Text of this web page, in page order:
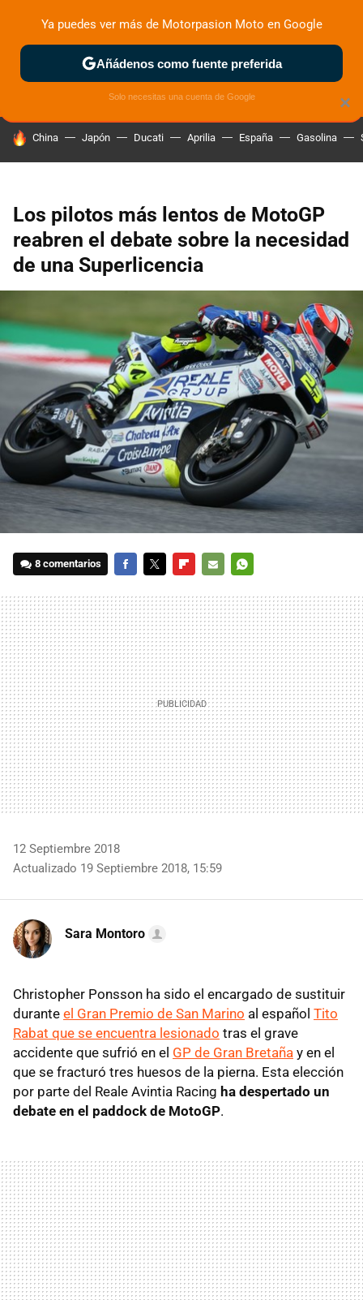
ZONA DE PRUEBAS DEPORTIVAS MOTOS ELÉCTRICAS
HOY SE HABLA DE
China Japón Ducati Aprilia España Gasolina
Los pilotos más lentos de MotoGP
reabren el debate sobre la necesidad
de una Superlicencia
8 comentarios
MAIL
12 Septiembre 2018
Actualizado 19 Septiembre 2018, 15:59
Sara Montoro
Christopher Ponsson ha sido el encargado de sustituir
durante el Gran Premio de San Marino al español Tito
Rabat que se encuentra lesionado tras el grave
accidente que sufrió en el GP de Gran Bretaña y en el
que se fracturó tres huesos de la pierna. Esta elección
por parte del Reale Avintia Racing ha despertado un
debate en el paddock de MotoGP.
×
Ya puedes ver más de Motorpasion Moto en Google
Añádenos como fuente preferida
Solo necesitas una cuenta de Google